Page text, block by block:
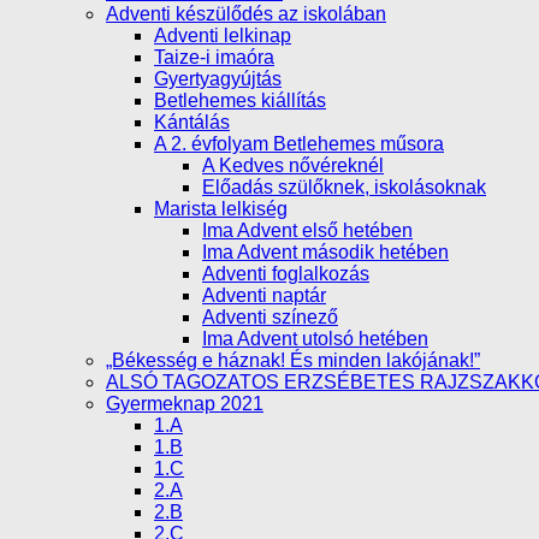
Adventi készülődés az iskolában
Adventi lelkinap
Taize-i imaóra
Gyertyagyújtás
Betlehemes kiállítás
Kántálás
A 2. évfolyam Betlehemes műsora
A Kedves nővéreknél
Előadás szülőknek, iskolásoknak
Marista lelkiség
Ima Advent első hetében
Ima Advent második hetében
Adventi foglalkozás
Adventi naptár
Adventi színező
Ima Advent utolsó hetében
„Békesség e háznak! És minden lakójának!”
ALSÓ TAGOZATOS ERZSÉBETES
Gyermeknap 2021
1.A
1.B
1.C
2.A
2.B
2.C